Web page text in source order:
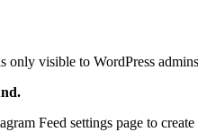
only visible to WordPress admins
Feed settings page to create